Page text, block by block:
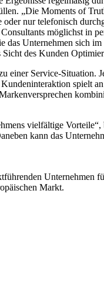
„Die Moments of
nur telefonisch
möglichst in
Unternehmen sich
des Kunden
Service-Situation.
spielt
vielfältige
kann das
Unternehmen
Markt.